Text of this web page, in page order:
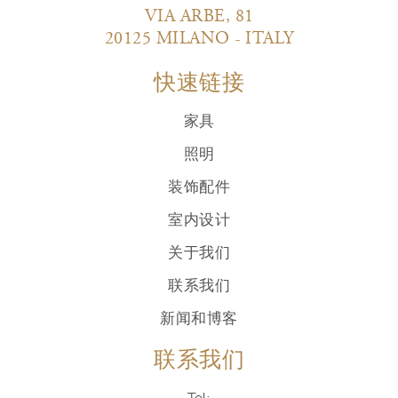
VIA ARBE, 81
20125 MILANO - ITALY
快速链接
家具
照明
装饰配件
室内设计
关于我们
联系我们
新闻和博客
联系我们